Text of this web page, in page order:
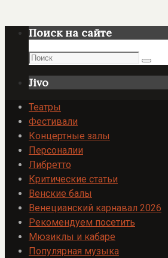
Поиск на сайте
Поиск
Поиск
Jivo
Театры
Фестивали
Концертные залы
Персоналии
Либретто
Критические статьи
Венские балы
Венецианский карнавал 2026
Рекомендуем посетить
Мюзиклы и кабаре
Популярная музыка